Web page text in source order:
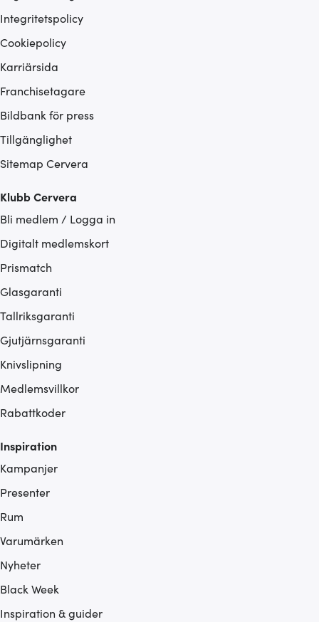
Integritetspolicy
Cookiepolicy
Karriärsida
Franchisetagare
Bildbank för press
Tillgänglighet
Sitemap Cervera
Klubb Cervera
Bli medlem / Logga in
Digitalt medlemskort
Prismatch
Glasgaranti
Tallriksgaranti
Gjutjärnsgaranti
Knivslipning
Medlemsvillkor
Rabattkoder
Inspiration
Kampanjer
Presenter
Rum
Varumärken
Nyheter
Black Week
Inspiration & guider